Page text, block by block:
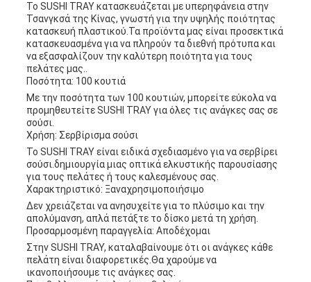
Το SUSHI TRAY κατασκευάζεται με υπερηφάνεια στην
Τσανγκσά της Κίνας, γνωστή για την υψηλής ποιότητας
κατασκευή πλαστικού.Τα προϊόντα μας είναι προσεκτικά
κατασκευασμένα για να πληρούν τα διεθνή πρότυπα και
να εξασφαλίζουν την καλύτερη ποιότητα για τους
πελάτες μας..
Ποσότητα: 100 κουτιά
Με την ποσότητα των 100 κουτιών, μπορείτε εύκολα να
προμηθευτείτε SUSHI TRAY για όλες τις ανάγκες σας σε
σούσι.
Χρήση: Σερβίρισμα σούσι
Το SUSHI TRAY είναι ειδικά σχεδιασμένο για να σερβίρει
σούσι.δημιουργία μιας οπτικά ελκυστικής παρουσίασης
για τους πελάτες ή τους καλεσμένους σας.
Χαρακτηριστικό: Ξαναχρησιμοποιήσιμο
Δεν χρειάζεται να ανησυχείτε για το πλύσιμο και την
απολύμανση, απλά πετάξτε το δίσκο μετά τη χρήση.
Προσαρμοσμένη παραγγελία: Αποδέχομαι
Στην SUSHI TRAY, καταλαβαίνουμε ότι οι ανάγκες κάθε
πελάτη είναι διαφορετικές.Θα χαρούμε να
ικανοποιήσουμε τις ανάγκες σας.